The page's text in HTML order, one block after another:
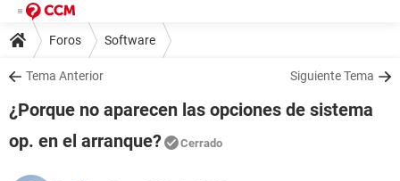
Foros Software
Tema Anterior Siguiente Tema
¿Porque no aparecen las opciones de sistema
op. en el arranque?
Cerrado